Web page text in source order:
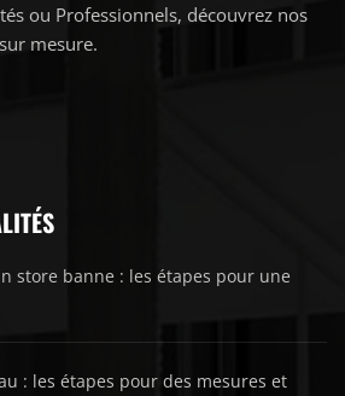
ou Professionnels, découvrez nos
mesure.
store banne : les étapes pour une
: les étapes pour des mesures et